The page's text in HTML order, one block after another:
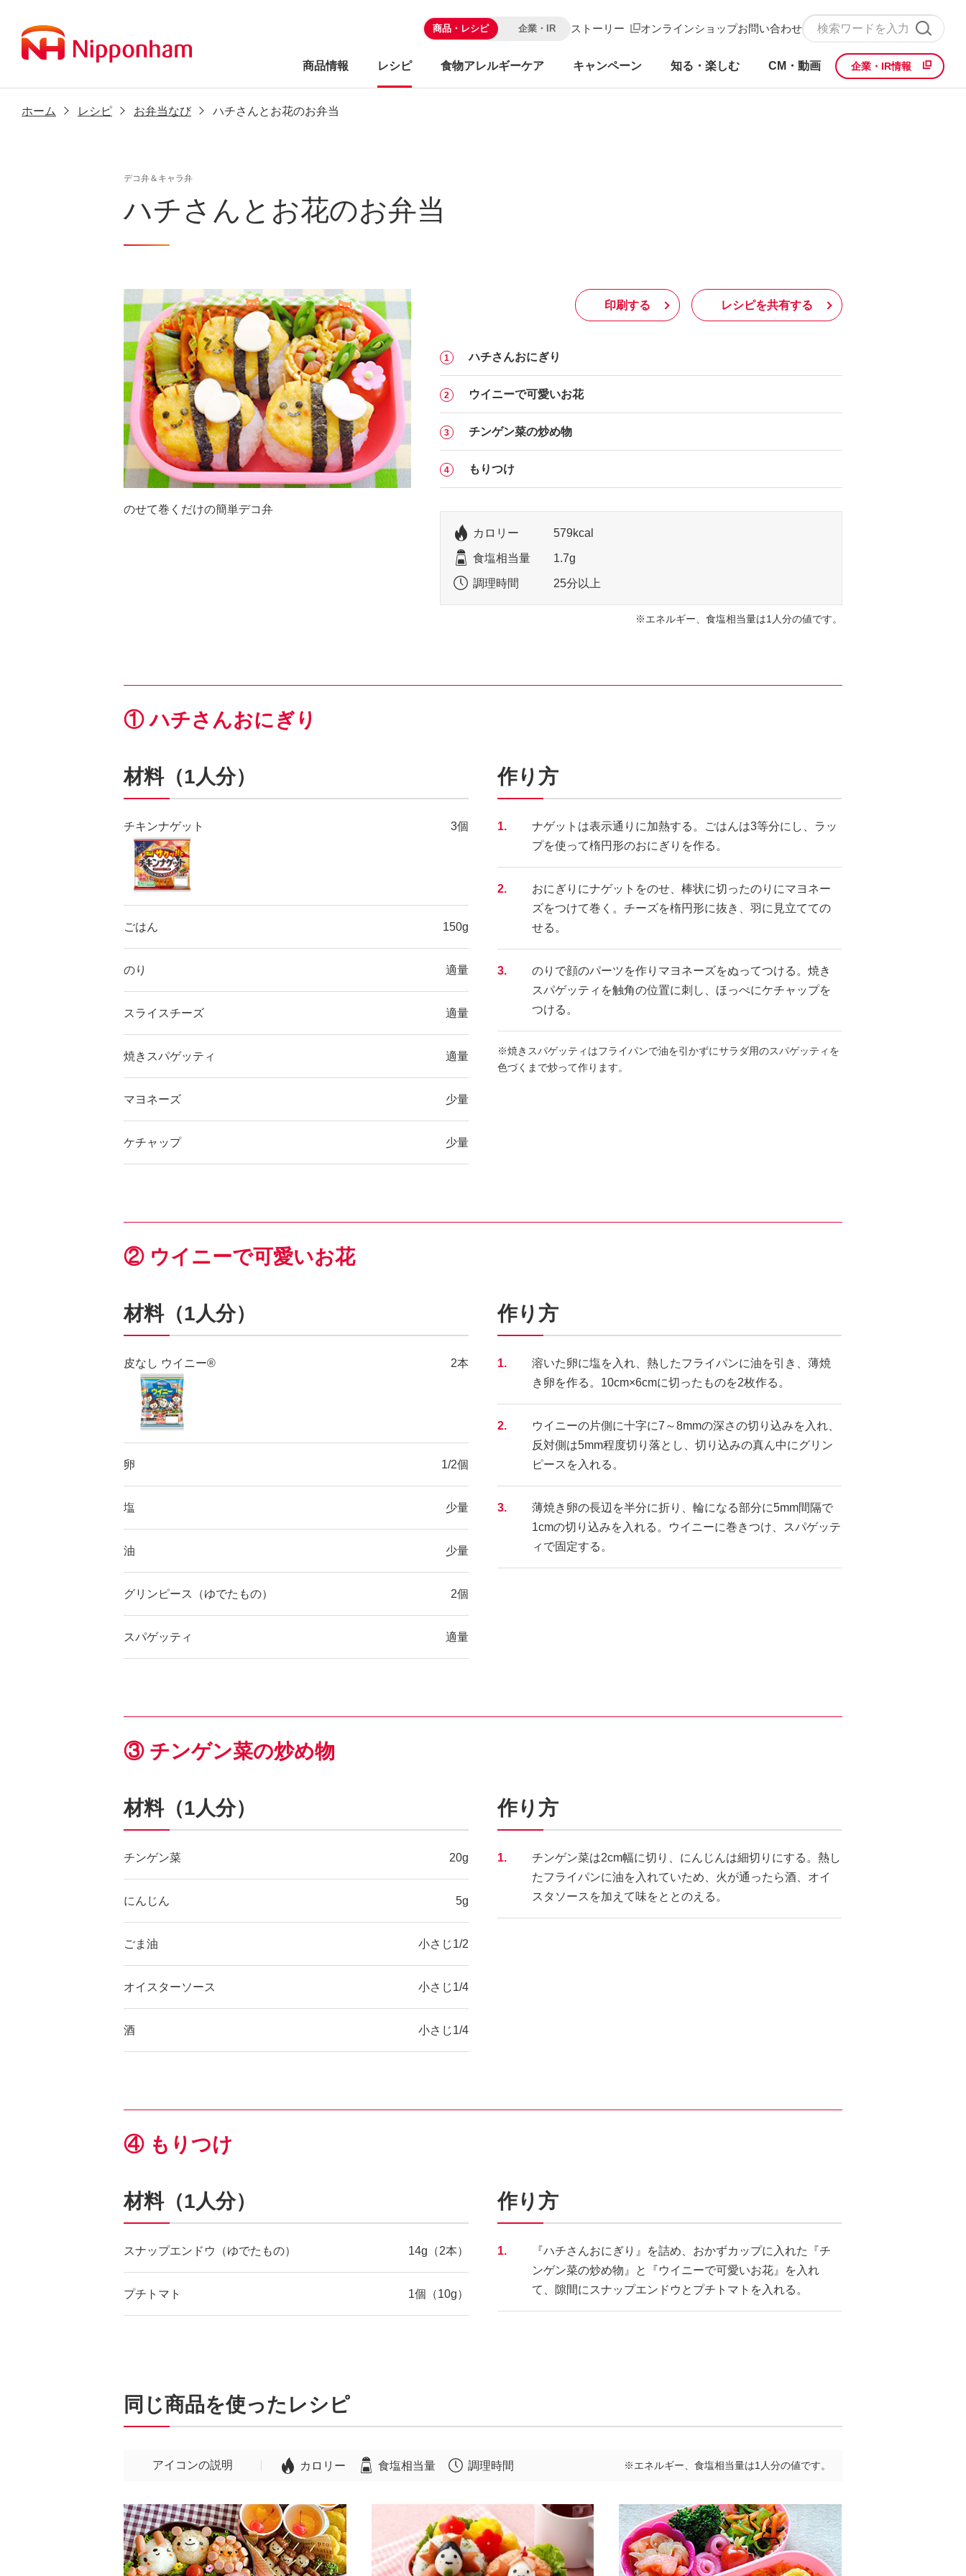
商品・レシピ 企業・IR ストーリー オンラインショップお問い合わせ
商品情報 レシピ 食物アレルギーケア キャンペーン 知る・楽しむ CM・動画 企業・IR情報
ホーム レシピ お弁当なび ハチさんとお花のお弁当
デコ弁＆キャラ弁
ハチさんとお花のお弁当
のせて巻くだけの簡単デコ弁
印刷する レシピを共有する
ハチさんおにぎり
ウイニーで可愛いお花
チンゲン菜の炒め物
もりつけ
カロリー 579kcal
食塩相当量 1.7g
調理時間 25分以上
エネルギー、食塩相当量は1人分の値です。
① ハチさんおにぎり
材料（1人分）
チキンナゲット 3個
ごはん 150g
のり 適量
スライスチーズ 適量
焼きスパゲッティ 適量
マヨネーズ 少量
ケチャップ 少量
作り方
1.
ナゲットは表示通りに加熱する。ごはんは3等分にし、ラッ
プを使って楕円形のおにぎりを作る。
2.
おにぎりにナゲットをのせ、棒状に切ったのりにマヨネー
ズをつけて巻く。チーズを楕円形に抜き、羽に見立てての
せる。
3.
のりで顔のパーツを作りマヨネーズをぬってつける。焼き
スパゲッティを触角の位置に刺し、ほっぺにケチャップを
つける。
※焼きスパゲッティはフライパンで油を引かずにサラダ用のスパゲッティを
色づくまで炒って作ります。
② ウイニーで可愛いお花
材料（1人分）
皮なし ウイニー® 2本
卵 1/2個
塩 少量
油 少量
グリンピース（ゆでたもの） 2個
スパゲッティ 適量
作り方
1.
溶いた卵に塩を入れ、熱したフライパンに油を引き、薄焼
き卵を作る。10cm×6cmに切ったものを2枚作る。
2.
ウイニーの片側に十字に7～8mmの深さの切り込みを入れ、
反対側は5mm程度切り落とし、切り込みの真ん中にグリン
ピースを入れる。
3.
薄焼き卵の長辺を半分に折り、輪になる部分に5mm間隔で
1cmの切り込みを入れる。ウイニーに巻きつけ、スパゲッテ
ィで固定する。
③ チンゲン菜の炒め物
材料（1人分）
チンゲン菜 20g
にんじん 5g
ごま油 小さじ1/2
オイスターソース 小さじ1/4
酒 小さじ1/4
作り方
1.
チンゲン菜は2cm幅に切り、にんじんは細切りにする。熱し
たフライパンに油を入れていため、火が通ったら酒、オイ
スタソースを加えて味をととのえる。
④ もりつけ
材料（1人分）
スナップエンドウ（ゆでたもの） 14g（2本）
プチトマト 1個（10g）
作り方
1.
『ハチさんおにぎり』を詰め、おかずカップに入れた『チ
ンゲン菜の炒め物』と『ウイニーで可愛いお花』を入れ
て、隙間にスナップエンドウとプチトマトを入れる。
同じ商品を使ったレシピ
アイコンの説明 カロリー 食塩相当量 調理時間 ※エネルギー、食塩相当量は1人分の値です。